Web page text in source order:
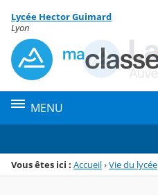
Menu de la rubrique
Contenu
Lycée Hector Guimard
Lyon
MENU
Vous êtes ici : Accueil›Vie du lycée